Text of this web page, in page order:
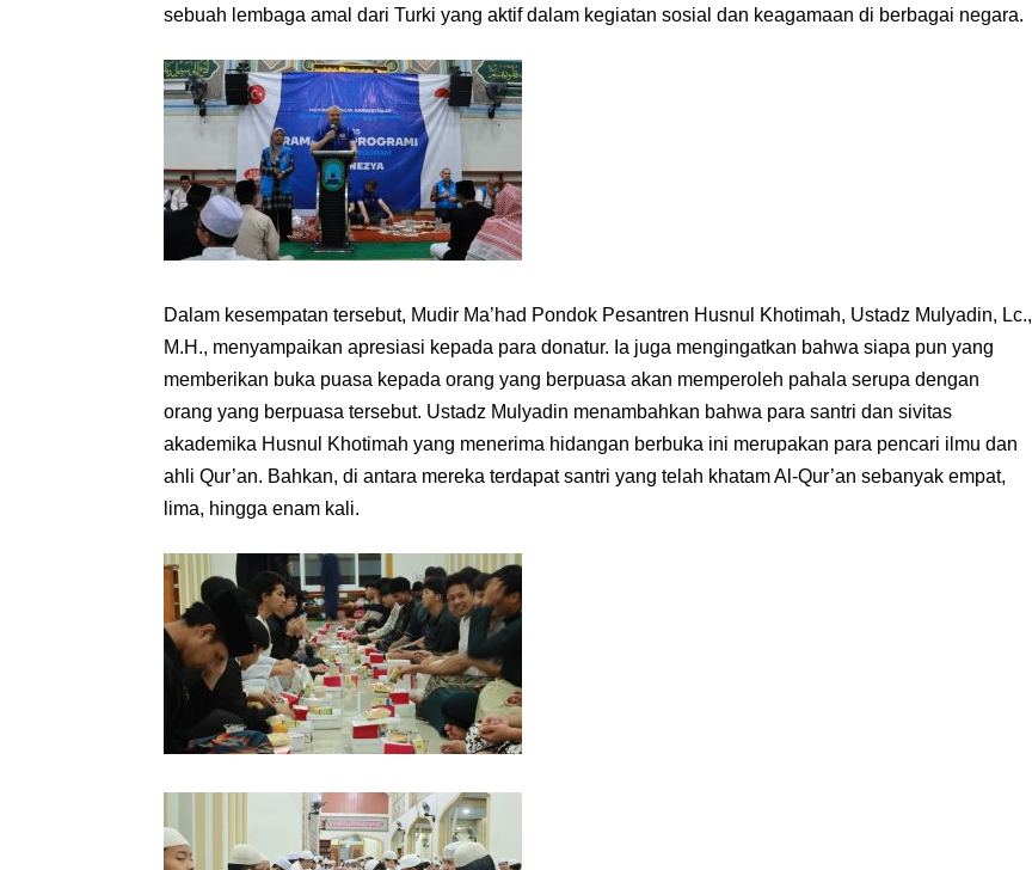
sebuah lembaga amal dari Turki yang aktif dalam kegiatan sosial dan keagamaan di berbagai negara.
Dalam kesempatan tersebut, Mudir Ma’had Pondok Pesantren Husnul Khotimah, Ustadz Mulyadin, Lc.,
M.H., menyampaikan apresiasi kepada para donatur. Ia juga mengingatkan bahwa siapa pun yang
memberikan buka puasa kepada orang yang berpuasa akan memperoleh pahala serupa dengan
orang yang berpuasa tersebut. Ustadz Mulyadin menambahkan bahwa para santri dan sivitas
akademika Husnul Khotimah yang menerima hidangan berbuka ini merupakan para pencari ilmu dan
ahli Qur’an. Bahkan, di antara mereka terdapat santri yang telah khatam Al-Qur’an sebanyak empat,
lima, hingga enam kali.